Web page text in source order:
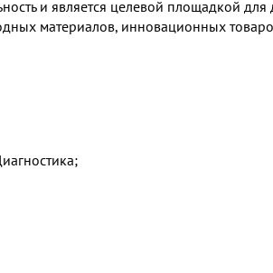
и является целевой площадкой
материалов, инновационных